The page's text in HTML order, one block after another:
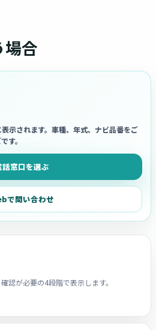
場合
示されます。車種、年式、ナビ品番をご
す。
話窓口を選ぶ
で問い合わせ
認が必要の4段階で表示します。